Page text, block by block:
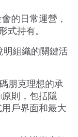
的日常運營，
式持有。
明組織的關鍵活
朋克理想的承
則，包括隱
戶界面和最大